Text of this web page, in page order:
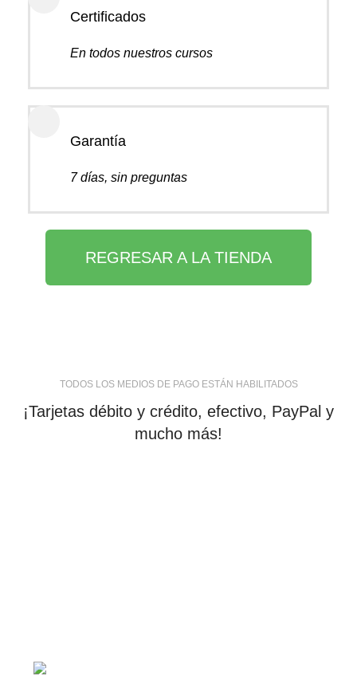
Certificados
En todos nuestros cursos
Garantía
7 días, sin preguntas
REGRESAR A LA TIENDA
TODOS LOS MEDIOS DE PAGO ESTÁN HABILITADOS
¡Tarjetas débito y crédito, efectivo, PayPal y
mucho más!